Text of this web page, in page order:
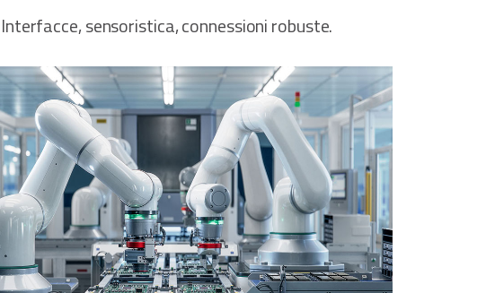
Interfacce, sensoristica, connessioni robuste.